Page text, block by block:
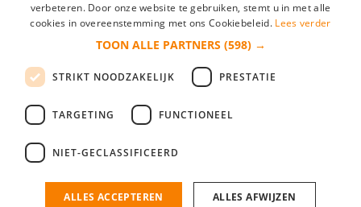
*
login gegevens onthouden
login
Bedrijf aanmelden
nieuwe collega/werknemer zo gevonden!
verbeteren. Door onze website te gebruiken, stemt u in met alle
cookies in overeenstemming met ons Cookiebeleid. Lees verder
TOON ALLE PARTNERS (598) →
STRIKT NOODZAKELIJK PRESTATIE
TARGETING FUNCTIONEEL
NIET-GECLASSIFICEERD
ALLES ACCEPTEREN ALLES AFWIJZEN